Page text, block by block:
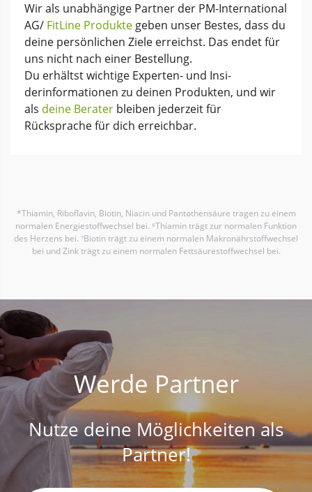
Wir als unabhängige Partner der PM-International
AG/ FitLine Produkte geben unser Bestes, dass du
deine per­sönlichen Ziele erreichst. Das endet für
uns nicht nach einer Bestellung.
Du erhältst wichtige Experten- und Insi­
derinforma­tionen zu deinen Produkten, und wir
als deine Berater bleiben jeder­zeit für
Rücksprache für dich erreichbar.
*Thiamin, Riboflavin, Biotin, Niacin und Pantothensäure tragen zu einem
normalen Energiestoffwechsel bei. ⁶Thiamin trägt zur normalen Funktion
des Herzens bei. ⁷Biotin trägt zu einem normalen Makronährstoffwechsel
bei und Zink trägt zu einem normalen Fettsäurestoffwechsel bei.
Werde Partner
Nutze deine Möglichkeiten als
Partner!